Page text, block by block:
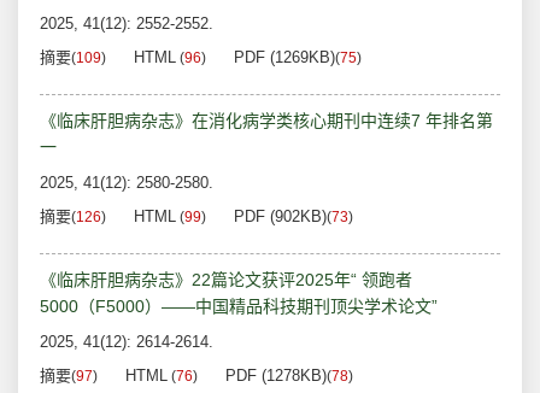
2025, 41(12): 2552-2552.
摘要(109) HTML (96) PDF (1269KB)(75)
《临床肝胆病杂志》在消化病学类核心期刊中连续7 年排名第
一
2025, 41(12): 2580-2580.
摘要(126) HTML (99) PDF (902KB)(73)
《临床肝胆病杂志》22篇论文获评2025年“ 领跑者
5000（F5000）——中国精品科技期刊顶尖学术论文”
2025, 41(12): 2614-2614.
摘要(97) HTML (76) PDF (1278KB)(78)